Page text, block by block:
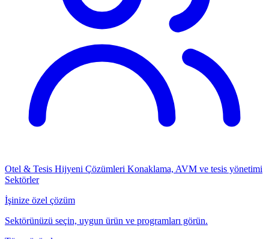
Otel & Tesis Hijyeni Çözümleri Konaklama, AVM ve tesis yönetimi
Sektörler
İşinize özel çözüm
Sektörünüzü seçin, uygun ürün ve programları görün.